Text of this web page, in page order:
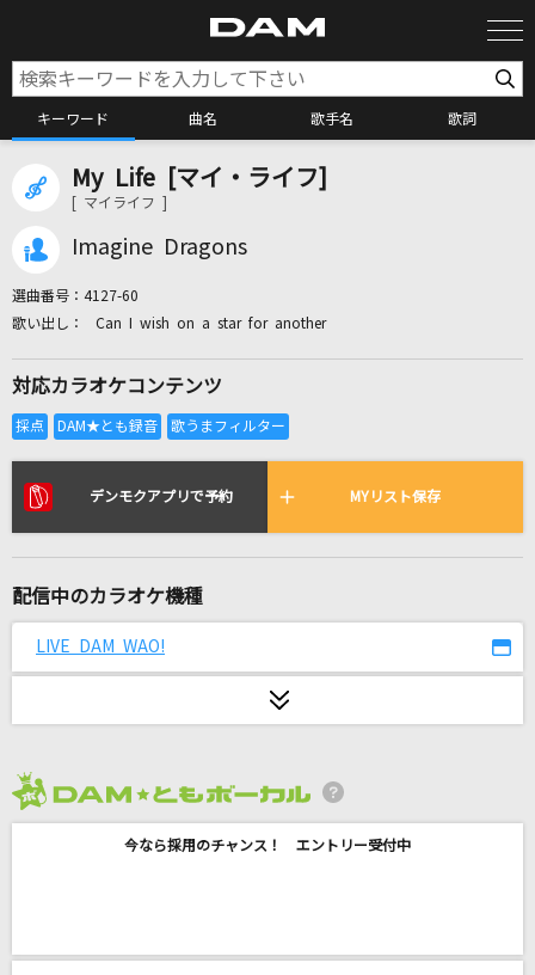
キーワード 曲名 歌手名 歌詞
カラオケ検索
カラオケ店舗検索
全国りれき
リアルタイムで歌われている曲の一覧
ヤングアダルト
[生音]スターラブレイション
サザンオールスターズ
My Life [マイ・ライフ]
[ マイライフ ]
Imagine Dragons
選曲番号： 4127-60
Can I wish on a star for another
対応カラオケコンテンツ
デンモクアプリで予約 MYリスト保存
配信中のカラオケ機種
LIVE DAM WAO!
今なら採用のチャンス！ エントリー受付中